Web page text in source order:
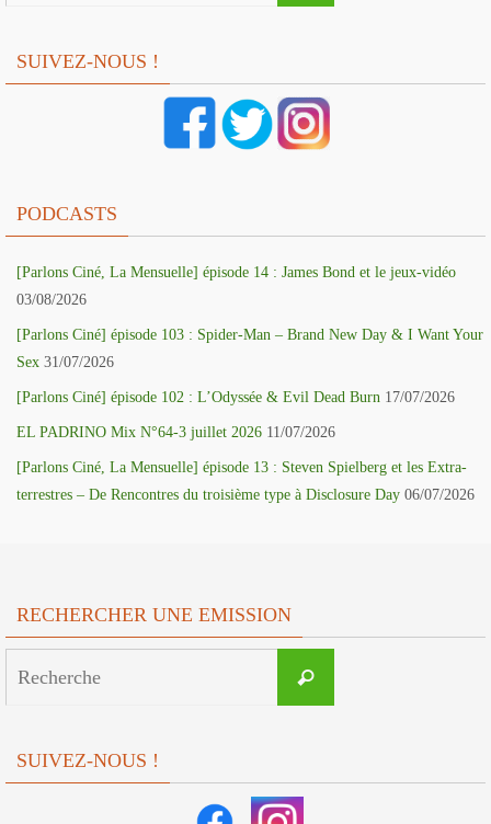
SUIVEZ-NOUS !
PODCASTS
[Parlons Ciné, La Mensuelle] épisode 14 : James Bond et le jeux-vidéo
03/08/2026
[Parlons Ciné] épisode 103 : Spider-Man – Brand New Day & I Want Your
Sex 31/07/2026
[Parlons Ciné] épisode 102 : L’Odyssée & Evil Dead Burn 17/07/2026
EL PADRINO Mix N°64-3 juillet 2026 11/07/2026
[Parlons Ciné, La Mensuelle] épisode 13 : Steven Spielberg et les Extra-
terrestres – De Rencontres du troisième type à Disclosure Day 06/07/2026
RECHERCHER UNE EMISSION
Recherche
SUIVEZ-NOUS !